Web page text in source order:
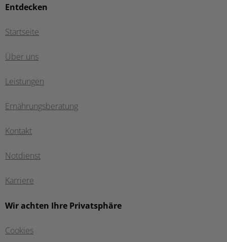
Entdecken
Startseite
Über uns
Leistungen
Ernährungsberatung
Kontakt
Notdienst
Karriere
Wir achten Ihre Privatsphäre
Cookies